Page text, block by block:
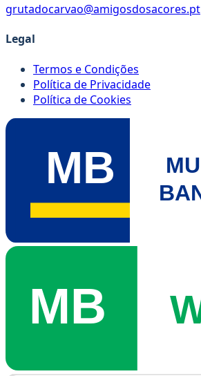
grutadocarvao@amigosdosacores.pt
Legal
Termos e Condições
Política de Privacidade
Política de Cookies